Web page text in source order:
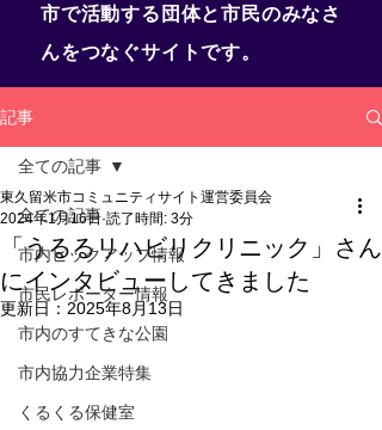
市で活動する団体と市民のみなさ
んをつなぐサイトです。
記事
全ての記事
市内ピックアップ情報
市民レポーター情報
市内のすてきな公園
市内協力企業特集
くるくる保健室
全ての記事
「うるるリハビリクリニック」さん
にインタビューしてきました
東久留米市コミュニティサイト運営委員会
2024年1月16日 読了時間: 3分
更新日： 2025年8月13日